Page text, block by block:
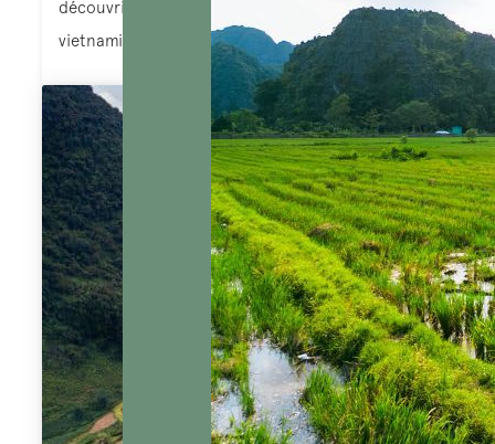
découvrir les activités, l’histoire et la culture
vietnamienne.